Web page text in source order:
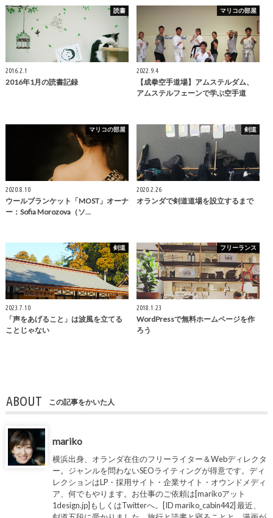
読書
2016.2.1
2016年1月の読書記録
マリコの部屋
2022.9.4
【成拳空手道場】アムステルダム、
アムステルフェーンで学ぶ空手道
マリコの部屋
2020.8.10
ウールブランケット「MOST」オーナ
ー：Sofia Morozova（ソ…
剣道
2020.2.26
オランダで剣道道場を設立するまで
剣道
2023.7.10
「声をあげること」は波風を立てる
ことじゃない
フリーランス
2018.1.23
WordPressで無料ホームページを作
ろう
ABOUT この記事をかいた人
mariko
横浜出身、オランダ在住のフリーライター＆Webディレクタ
ー。ジャンルを問わないSEOライティングが得意です。ディ
レクションはLP・採用サイト・企業サイト・オウンドメディ
ア、何でもやります。お仕事のご依頼は[marikoアット
1design.jp]もしくはTwitterへ。[ID mariko_cabin442] 最近、